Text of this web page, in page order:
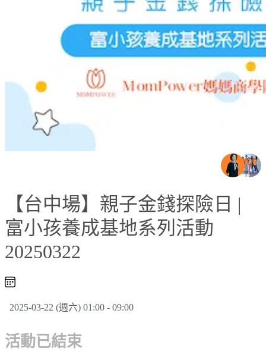
【台中場】親子金錢探險日 |
富小孩養成基地系列活動
20250322
2025-03-22 (週六) 01:00 - 09:00
活動已結束